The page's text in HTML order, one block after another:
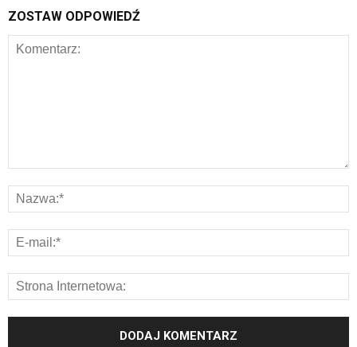
ZOSTAW ODPOWIEDŹ